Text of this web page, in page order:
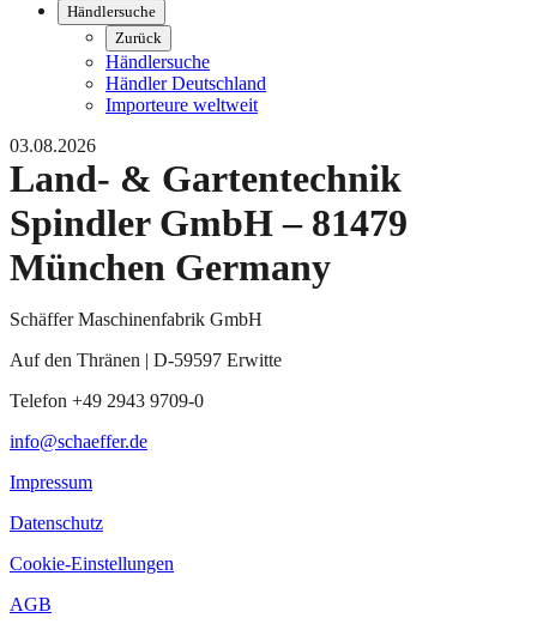
Händlersuche
Zurück
Händlersuche
Händler Deutschland
Importeure weltweit
03.08.2026
Land- & Gartentechnik
Spindler GmbH – 81479
München Germany
Schäffer Maschinenfabrik GmbH
Auf den Thränen | D-59597 Erwitte
Telefon +49 2943 9709-0
info@schaeffer.de
Impressum
Datenschutz
Cookie-Einstellungen
AGB